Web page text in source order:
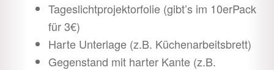
Kunstblut
Strukturen
Tageslichtprojektorfolie (gibt’s im 10erPack
für 3€)
Harte Unterlage (z.B. Küchenarbeitsbrett)
Gegenstand mit harter Kante (z.B.